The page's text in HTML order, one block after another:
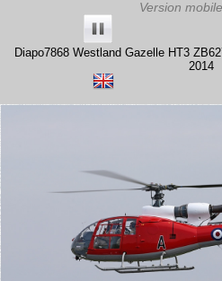
Diapo7868 Westland Gazelle HT3
2014